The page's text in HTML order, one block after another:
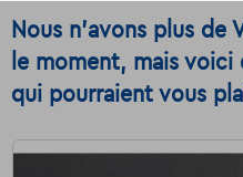
Nous n'avons plus de
le moment, mais
qui pourraient vous